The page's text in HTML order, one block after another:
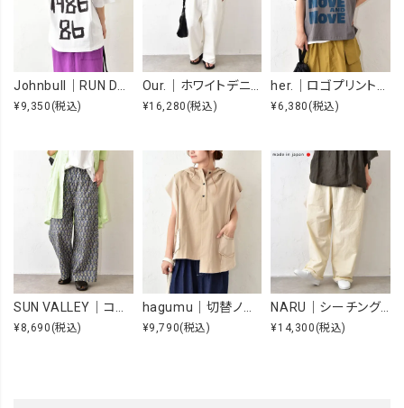
¥9,350 (税込) ¥16,280 (税込) ¥6,380 (税込)
¥8,690 (税込) ¥9,790(税込)
NARU｜シーチングハンドワッシャーノッポパンツ [[643855BE]][C]
¥14,300 (税込)